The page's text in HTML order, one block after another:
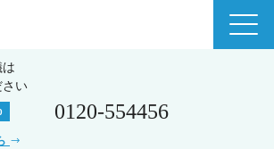
さい
0120-554456